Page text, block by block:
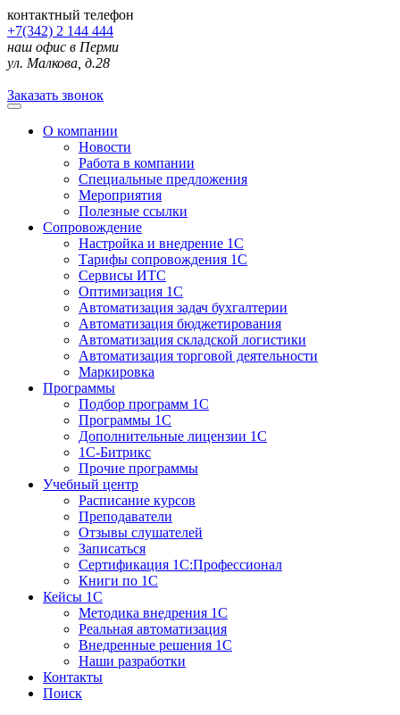
контактный телефон
+7(342) 2 144 444
наш офис в Перми
ул. Малкова, д.28
Заказать звонок
О компании
Новости
Работа в компании
Специальные предложения
Мероприятия
Полезные ссылки
Сопровождение
Настройка и внедрение 1С
Тарифы сопровождения 1С
Сервисы ИТС
Оптимизация 1С
Автоматизация задач бухгалтерии
Автоматизация бюджетирования
Автоматизация складской логистики
Автоматизация торговой деятельности
Маркировка
Программы
Подбор программ 1С
Программы 1С
Дополнительные лицензии 1С
1С-Битрикс
Прочие программы
Учебный центр
Расписание курсов
Преподаватели
Отзывы слушателей
Записаться
Сертификация 1С:Профессионал
Книги по 1С
Кейсы 1С
Методика внедрения 1С
Реальная автоматизация
Внедренные решения 1С
Наши разработки
Контакты
Поиск